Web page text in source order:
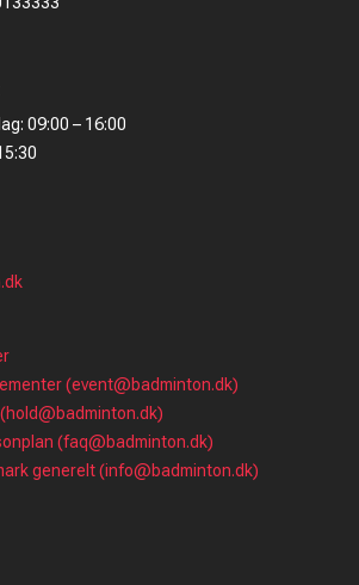
09:00 – 16:00
(event@badminton.dk)
(faq@badminton.dk)
generelt (info@badminton.dk)